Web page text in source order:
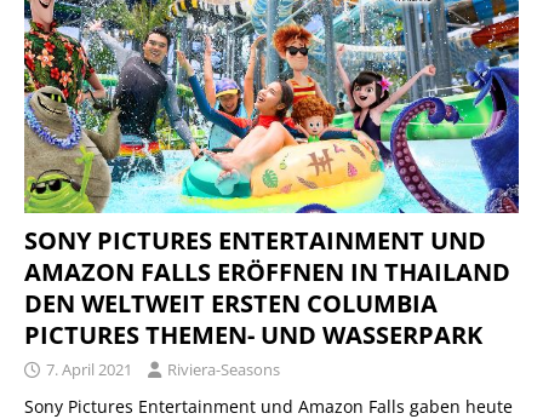
SONY PICTURES ENTERTAINMENT UND
AMAZON FALLS ERÖFFNEN IN THAILAND
DEN WELTWEIT ERSTEN COLUMBIA
PICTURES THEMEN- UND WASSERPARK
7. April 2021 Riviera-Seasons
Sony Pictures Entertainment und Amazon Falls gaben heute